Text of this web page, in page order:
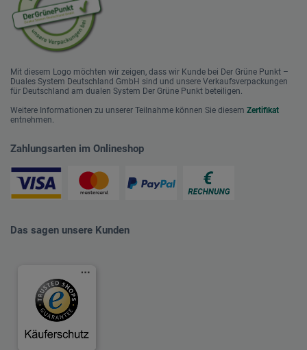
Mit diesem Logo möchten wir zeigen, dass wir Kunde bei Der Grüne Punkt –
Duales System Deutschland GmbH sind und unsere Verkaufsverpackungen
für Deutschland am dualen System Der Grüne Punkt beteiligen.
Weitere Informationen zu unserer Teilnahme können Sie diesem Zertifikat
entnehmen.
Zahlungsarten im Onlineshop
Das sagen unsere Kunden